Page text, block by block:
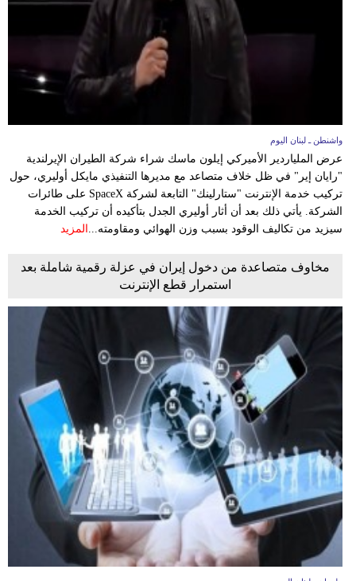
واشنطن ـ لبنان اليوم
عرض الملياردير الأميركي إيلون ماسك شراء شركة الطيران الإيرلندية
"رايان إير" في ظل خلاف متصاعد مع مديرها التنفيذي مايكل أوليري، حول
تركيب خدمة الإنترنت "ستارلينك" التابعة لشركة SpaceX على طائرات
الشركة. يأتي ذلك بعد أن أثار أوليري الجدل بتأكيده أن تركيب الخدمة
سيزيد من تكاليف الوقود بسبب وزن الهوائي ومقاومته... المزيد
مخاوف متصاعدة من دخول إيران في عزلة رقمية شاملة بعد
استمرار قطع الإنترنت